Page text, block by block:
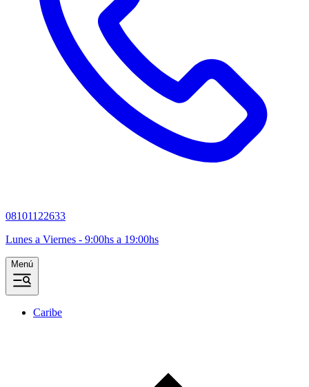
08101122633
Lunes a Viernes - 9:00hs a 19:00hs
Menú
Caribe